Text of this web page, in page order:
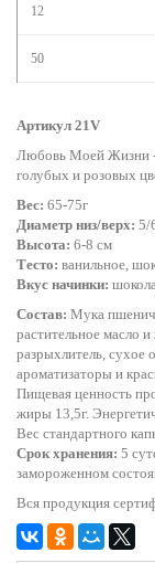
12
50
Артикул 21V
Любовь Моей Жизни
голубых и розовых
Вес: 65-75г
Диаметр низ/верх: 5/
Высота: 6-8 см
Тесто: ванильное,
Вкус начинки:
Состав: Мука
растительное масло
разрыхлитель, сухое
ароматизаторы и
Пищевая ценность
жиры 13,5г.
Вес стандартного
Срок хранения: 5
замороженном
Вся продукция